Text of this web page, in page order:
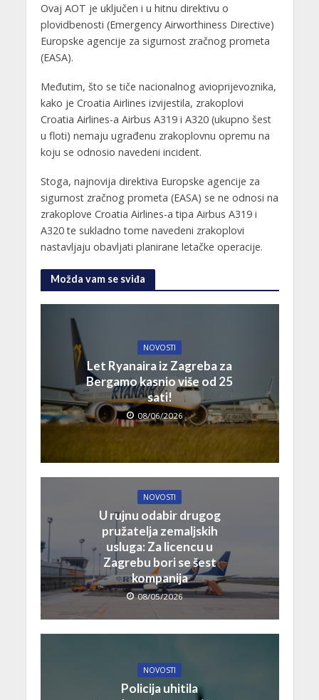
Ovaj AOT je uključen i u hitnu direktivu o
plovidbenosti (Emergency Airworthiness Directive)
Europske agencije za sigurnost zračnog prometa
(EASA).
Međutim, što se tiče nacionalnog avioprijevoznika,
kako je Croatia Airlines izvijestila, zrakoplovi
Croatia Airlines-a Airbus A319 i A320 (ukupno šest
u floti) nemaju ugrađenu zrakoplovnu opremu na
koju se odnosio navedeni incident.
Stoga, najnovija direktiva Europske agencije za
sigurnost zračnog prometa (EASA) se ne odnosi na
zrakoplove Croatia Airlines-a tipa Airbus A319 i
A320 te sukladno tome navedeni zrakoplovi
nastavljaju obavljati planirane letačke operacije.
Možda vam se sviđa
NOVOSTI
Let Ryanaira iz Zagreba za
Bergamo kasnio više od 25
sati!
08/06/2026
NOVOSTI
U rujnu odabir drugog
pružatelja zemaljskih
usluga: Za licencu u
Zagrebu bori se šest
kompanija
08/05/2026
NOVOSTI
Policija uhitila